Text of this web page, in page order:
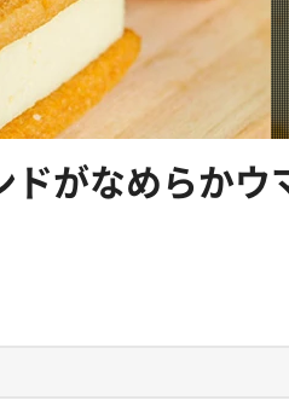
がなめらかウ